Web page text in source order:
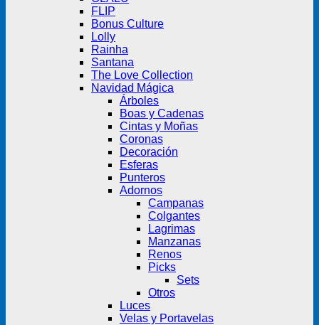
FLIP
Bonus Culture
Lolly
Rainha
Santana
The Love Collection
Navidad Mágica
Árboles
Boas y Cadenas
Cintas y Moñas
Coronas
Decoración
Esferas
Punteros
Adornos
Campanas
Colgantes
Lagrimas
Manzanas
Renos
Picks
Sets
Otros
Luces
Velas y Portavelas